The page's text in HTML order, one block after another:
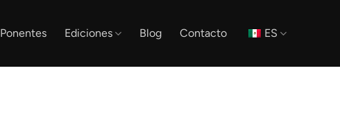
Ponentes Ediciones Blog Contacto ES